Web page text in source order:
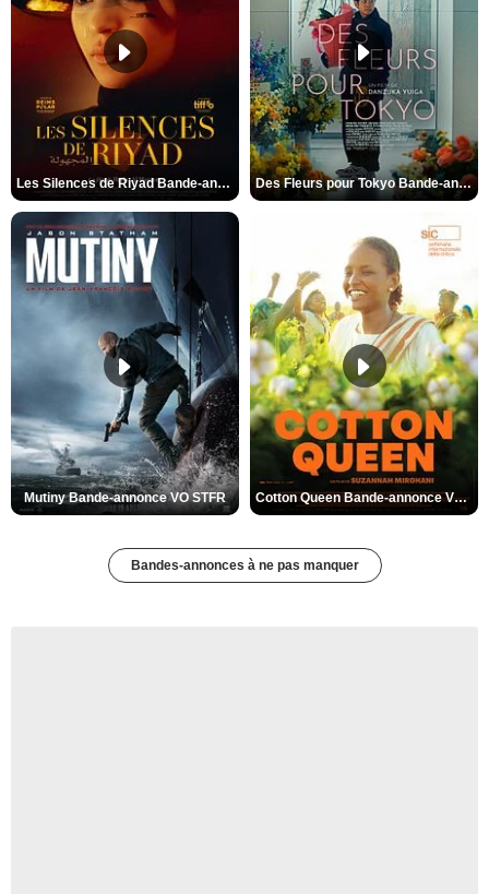
Les Silences de Riyad Bande-annonce VO STFR Des Fleurs pour Tokyo Bande-annonce VO STFR
Mutiny Bande-annonce VO STFR Cotton Queen Bande-annonce VO STFR
Bandes-annonces à ne pas manquer